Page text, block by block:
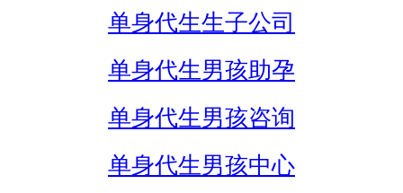
单身代生生子公司
单身代生男孩助孕
单身代生男孩咨询
单身代生男孩中心